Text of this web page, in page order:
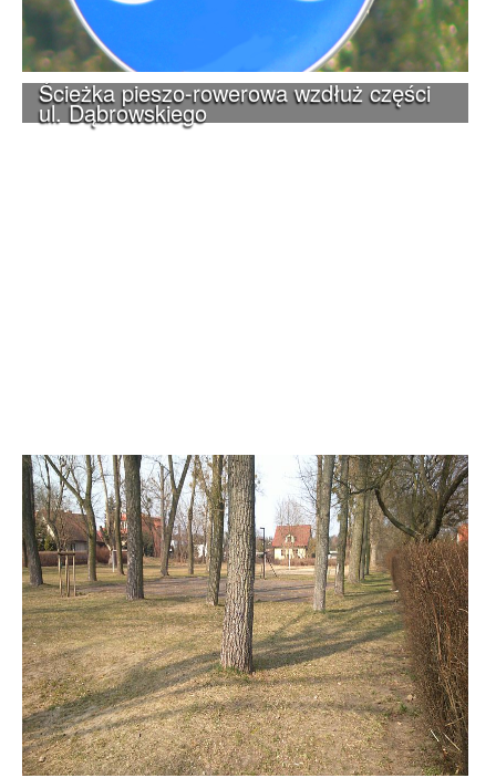
Ścieżka pieszo-rowerowa wzdłuż części
ul. Dąbrowskiego